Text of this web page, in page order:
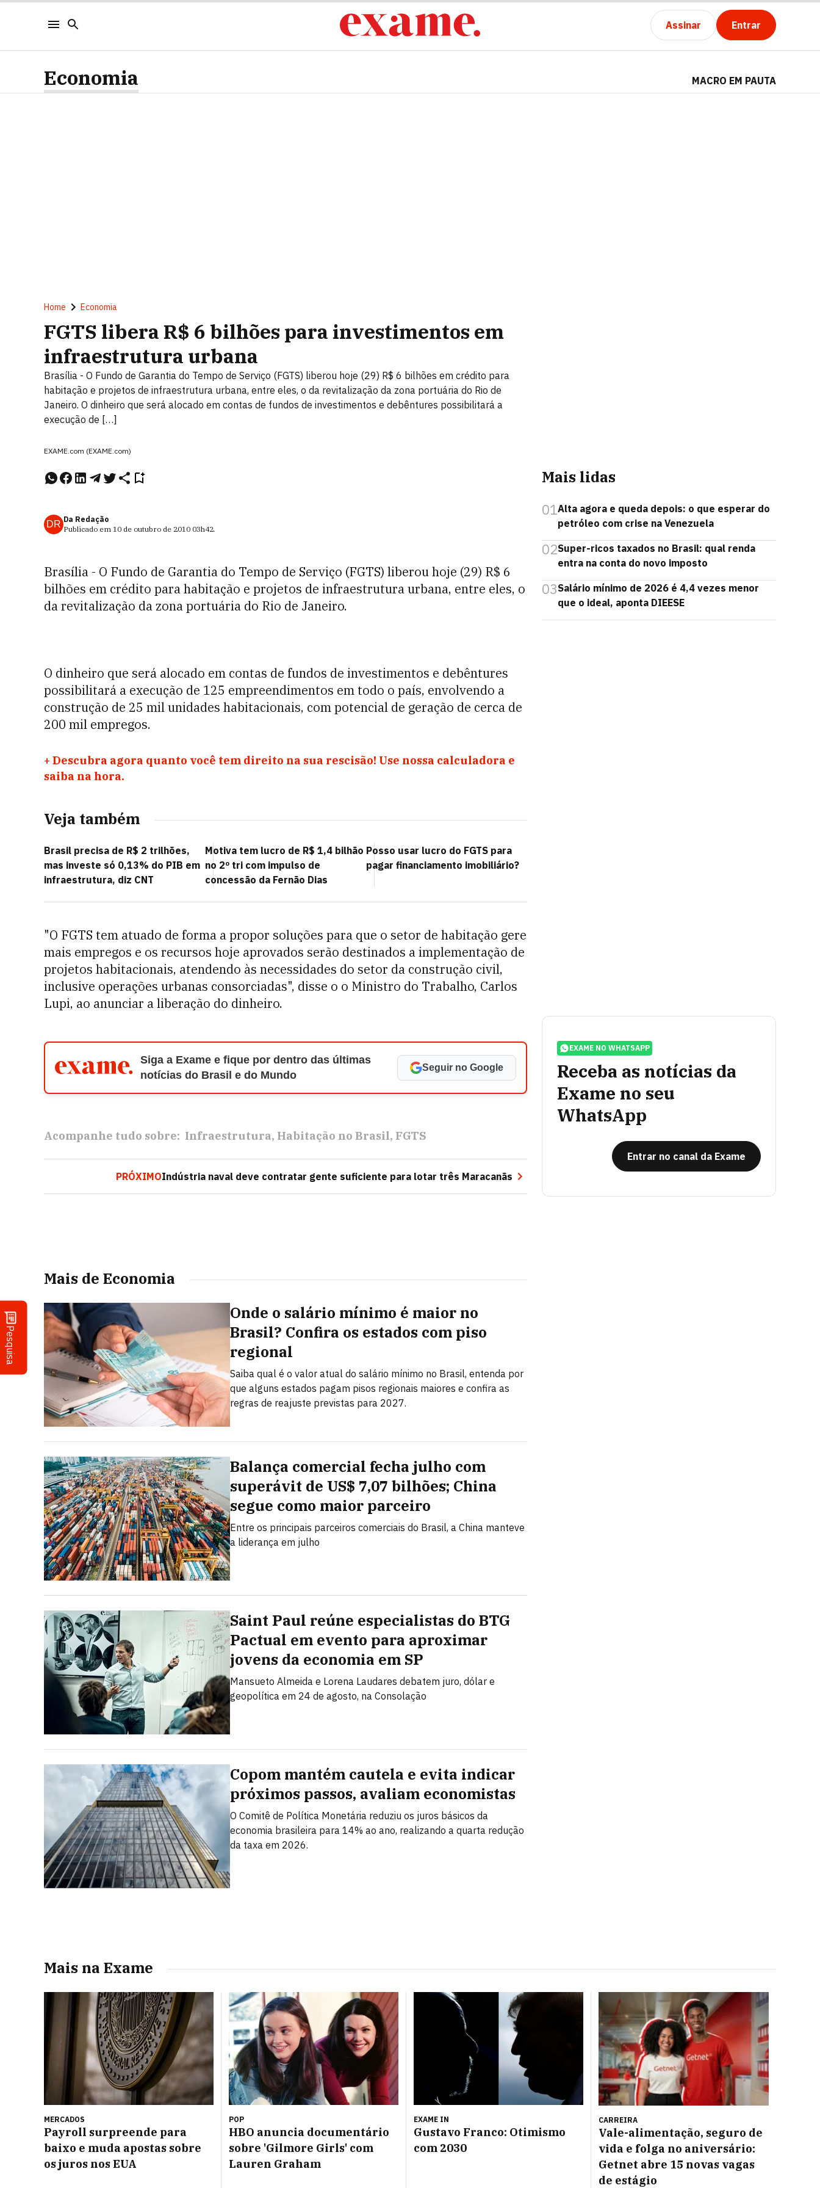
Assinar Entrar
Pesquisa
Economia MACRO EM PAUTA
Home Economia
FGTS libera R$ 6 bilhões para investimentos em
infraestrutura urbana
Brasília - O Fundo de Garantia do Tempo de Serviço (FGTS) liberou hoje (29) R$ 6 bilhões em crédito para
habitação e projetos de infraestrutura urbana, entre eles, o da revitalização da zona portuária do Rio de
Janeiro. O dinheiro que será alocado em contas de fundos de investimentos e debêntures possibilitará a
execução de […]
EXAME.com (EXAME.com)
DR Da Redação
Publicado em 10 de outubro de 2010 03h42.
Brasília - O Fundo de Garantia do Tempo de Serviço (FGTS) liberou hoje (29) R$ 6
bilhões em crédito para habitação e projetos de infraestrutura urbana, entre eles, o
da revitalização da zona portuária do Rio de Janeiro.
O dinheiro que será alocado em contas de fundos de investimentos e debêntures
possibilitará a execução de 125 empreendimentos em todo o país, envolvendo a
construção de 25 mil unidades habitacionais, com potencial de geração de cerca de
200 mil empregos.
+ Descubra agora quanto você tem direito na sua rescisão! Use nossa calculadora e
saiba na hora.
Veja também
Brasil precisa de R$ 2 trilhões,
mas investe só 0,13% do PIB em
infraestrutura, diz CNT
Motiva tem lucro de R$ 1,4 bilhão
no 2º tri com impulso de
concessão da Fernão Dias
Posso usar lucro do FGTS para
pagar financiamento imobiliário?
"O FGTS tem atuado de forma a propor soluções para que o setor de habitação gere
mais empregos e os recursos hoje aprovados serão destinados a implementação de
projetos habitacionais, atendendo às necessidades do setor da construção civil,
inclusive operações urbanas consorciadas", disse o o Ministro do Trabalho, Carlos
Lupi, ao anunciar a liberação do dinheiro.
Siga a Exame e fique por dentro das últimas
notícias do Brasil e do Mundo
Seguir no Google
Acompanhe tudo sobre: Infraestrutura Habitação no Brasil FGTS
PRÓXIMOIndústria naval deve contratar gente suficiente para lotar três Maracanãs
Mais de Economia
Onde o salário mínimo é maior no
Brasil? Confira os estados com piso
regional
Saiba qual é o valor atual do salário mínimo no Brasil, entenda por
que alguns estados pagam pisos regionais maiores e confira as
regras de reajuste previstas para 2027.
Balança comercial fecha julho com
superávit de US$ 7,07 bilhões; China
segue como maior parceiro
Entre os principais parceiros comerciais do Brasil, a China manteve
a liderança em julho
Saint Paul reúne especialistas do BTG
Pactual em evento para aproximar
jovens da economia em SP
Mansueto Almeida e Lorena Laudares debatem juro, dólar e
geopolítica em 24 de agosto, na Consolação
Copom mantém cautela e evita indicar
próximos passos, avaliam economistas
O Comitê de Política Monetária reduziu os juros básicos da
economia brasileira para 14% ao ano, realizando a quarta redução
da taxa em 2026.
Mais lidas
01Alta agora e queda depois: o que esperar do
petróleo com crise na Venezuela
02Super-ricos taxados no Brasil: qual renda
entra na conta do novo imposto
03Salário mínimo de 2026 é 4,4 vezes menor
que o ideal, aponta DIEESE
EXAME NO WHATSAPP
Receba as notícias da
Exame no seu
WhatsApp
Entrar no canal da Exame
Mais na Exame
MERCADOS
Payroll surpreende para
baixo e muda apostas sobre
os juros nos EUA
POP
HBO anuncia documentário
sobre 'Gilmore Girls' com
Lauren Graham
EXAME IN
Gustavo Franco: Otimismo
com 2030
CARREIRA
Vale-alimentação, seguro de
vida e folga no aniversário:
Getnet abre 15 novas vagas
de estágio